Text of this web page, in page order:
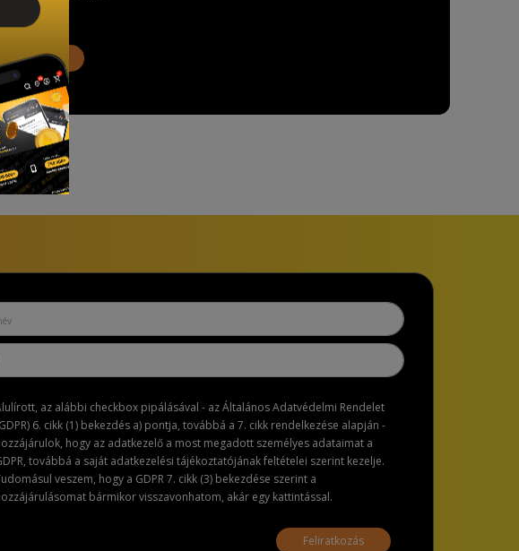
információ
az alábbi checkbox pipálásával - az Általános Adatvédelmi Rendelet
6. cikk (1) bekezdés a) pontja, továbbá a 7. cikk rendelkezése alapján -
hogy az adatkezelő a most megadott személyes adataimat a
továbbá a saját adatkezelési tájékoztatójának feltételei szerint kezelje.
veszem, hogy a GDPR 7. cikk (3) bekezdése szerint a
bármikor visszavonhatom, akár egy kattintással.
Feliratkozás